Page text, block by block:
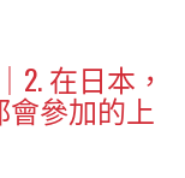
2. 在日本，
參加的上